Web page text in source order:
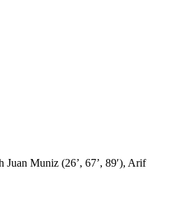
Muniz (26’, 67’, 89′), Arif